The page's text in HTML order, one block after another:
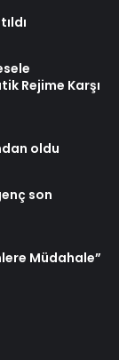
Rejime Karşı
oldu
son
Müdahale”